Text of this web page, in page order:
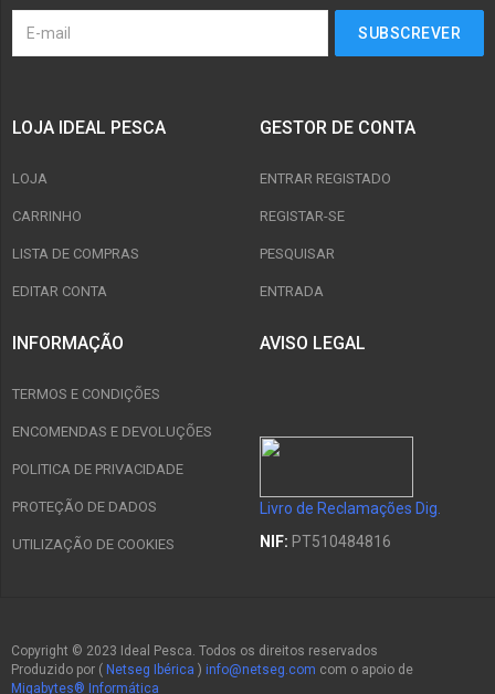
LOJA IDEAL PESCA
LOJA
CARRINHO
LISTA DE COMPRAS
EDITAR CONTA
GESTOR DE CONTA
ENTRAR REGISTADO
REGISTAR-SE
PESQUISAR
ENTRADA
INFORMAÇÃO
TERMOS E CONDIÇÕES
ENCOMENDAS E DEVOLUÇÕES
POLITICA DE PRIVACIDADE
PROTEÇÃO DE DADOS
UTILIZAÇÃO DE COOKIES
AVISO LEGAL
Livro de Reclamações Dig.
NIF: PT510484816
Copyright © 2023 Ideal Pesca. Todos os direitos reservados
Produzido por ( Netseg Ibérica ) info@netseg.com com o apoio de
Migabytes® Informática